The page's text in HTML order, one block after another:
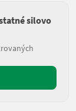
silovo